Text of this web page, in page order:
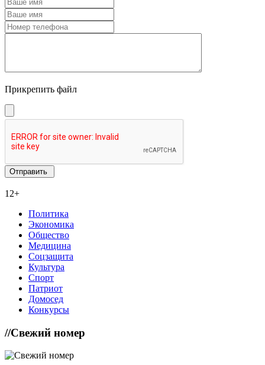
Прикрепить файл
12+
Политика
Экономика
Общество
Медицина
Соцзащита
Культура
Спорт
Патриот
Домосед
Конкурсы
//Свежий номер